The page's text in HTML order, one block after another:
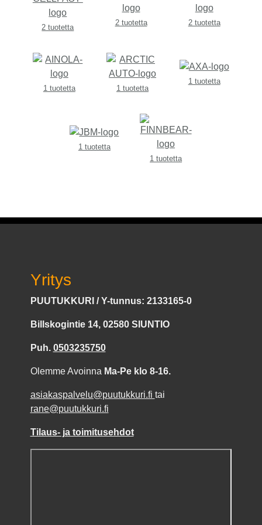
2 tuotetta
2 tuotetta 2 tuotetta
1 tuotetta 1 tuotetta
1 tuotetta
1 tuotetta
1 tuotetta
Yritys
PUUTUKKURI / Y-tunnus: 2133165-0
Billskogintie 14, 02580 SIUNTIO
Puh. 0503235750
Olemme Avoinna Ma-Pe klo 8-16.
asiakaspalvelu@puutukkuri.fi tai
rane@puutukkuri.fi
Tilaus- ja toimitusehdot